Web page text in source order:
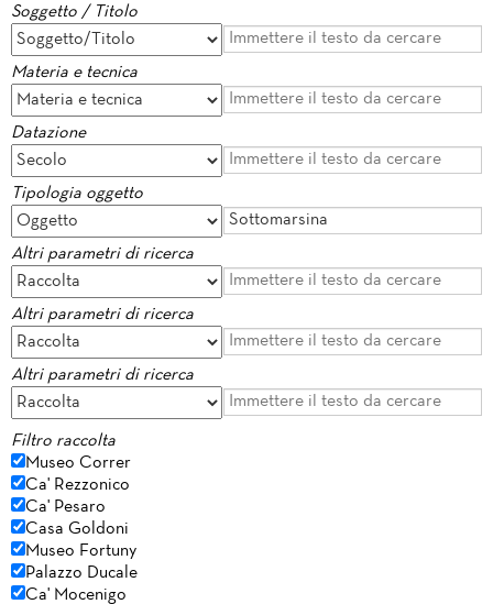
Soggetto / Titolo
Materia e tecnica
Datazione
Tipologia oggetto
Altri parametri di ricerca
Altri parametri di ricerca
Altri parametri di ricerca
Filtro raccolta
Museo Correr
Ca' Rezzonico
Ca' Pesaro
Casa Goldoni
Museo Fortuny
Palazzo Ducale
Ca' Mocenigo